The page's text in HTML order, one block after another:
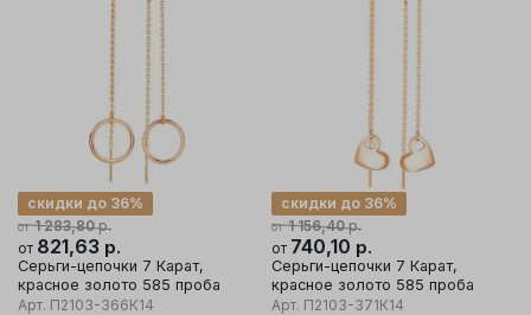
от 1 283,80р.
скидки до 36%
от 821,63 р.
Серьги-цепочки 7 Карат,
красное золото 585 проба
Арт. П2103-366К14
от 1 156,40р.
скидки до 36%
от 740,10 р.
Серьги-цепочки 7 Карат,
красное золото 585 проба
Арт. П2103-371К14